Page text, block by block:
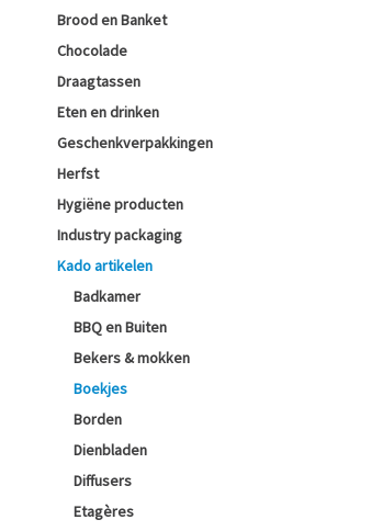
Brood en Banket
Chocolade
Draagtassen
Eten en drinken
Geschenkverpakkingen
Herfst
Hygiëne producten
Industry packaging
Kado artikelen
Badkamer
BBQ en Buiten
Bekers & mokken
Boekjes
Borden
Dienbladen
Diffusers
Etagères